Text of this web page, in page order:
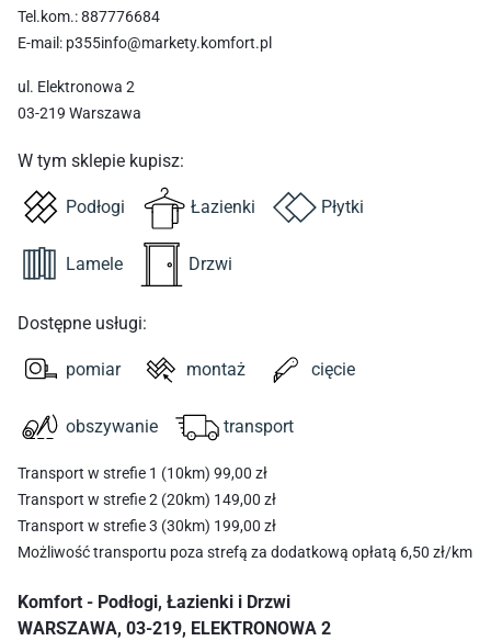
Tel.kom.: 887776684
E-mail: p355info@markety.komfort.pl
ul. Elektronowa 2
03-219 Warszawa
W tym sklepie kupisz:
Podłogi Łazienki Płytki
Lamele Drzwi
Dostępne usługi:
pomiar montaż cięcie
obszywanie transport
Transport w strefie 1 (10km) 99,00 zł
Transport w strefie 2 (20km) 149,00 zł
Transport w strefie 3 (30km) 199,00 zł
Możliwość transportu poza strefą za dodatkową opłatą 6,50 zł/km
Komfort - Podłogi, Łazienki i Drzwi
WARSZAWA, 03-219, ELEKTRONOWA 2